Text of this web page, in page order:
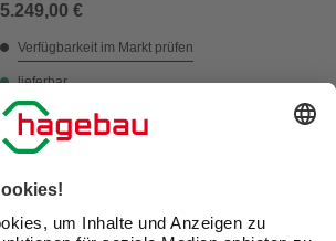
5.249,00 €
Verfügbarkeit im Markt prüfen
lieferbar
Zustellung 29.08. - 01.09.
Terrassenüberdachung »Garda«, Breite: 541 cm,